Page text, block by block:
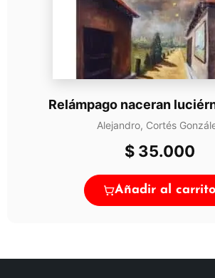
Relámpago naceran
Alejandro, Cortés
$35.000
Añadir al carrito